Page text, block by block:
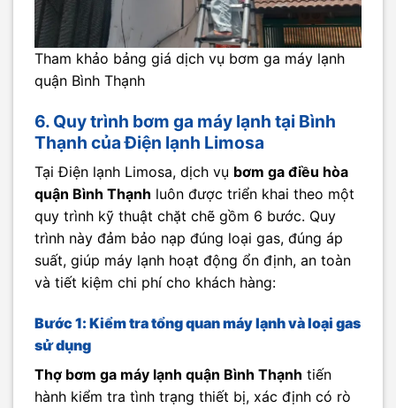
Tham khảo bảng giá dịch vụ bơm ga máy lạnh
quận Bình Thạnh
6. Quy trình bơm ga máy lạnh tại Bình
Thạnh của Điện lạnh Limosa
Tại Điện lạnh Limosa, dịch vụ bơm ga điều hòa
quận Bình Thạnh luôn được triển khai theo một
quy trình kỹ thuật chặt chẽ gồm 6 bước. Quy
trình này đảm bảo nạp đúng loại gas, đúng áp
suất, giúp máy lạnh hoạt động ổn định, an toàn
và tiết kiệm chi phí cho khách hàng:
Bước 1: Kiểm tra tổng quan máy lạnh và loại gas
sử dụng
Thợ bơm ga máy lạnh quận Bình Thạnh tiến
hành kiểm tra tình trạng thiết bị, xác định có rò